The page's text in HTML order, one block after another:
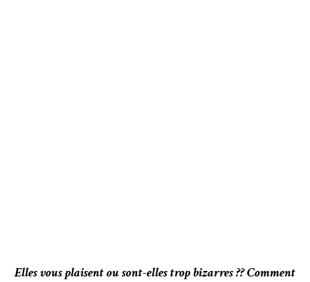
Elles vous plaisent ou sont-elles trop bizarres ?? Comment